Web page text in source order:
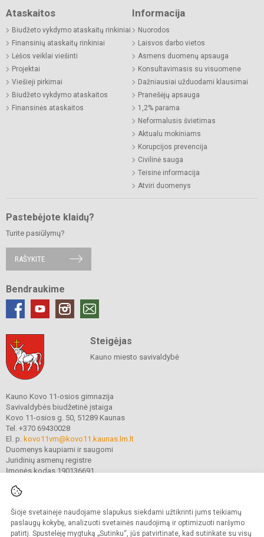
Šioje svetainėje naudojame slapukus siekdami užtikrinti jums teikiamų
paslaugų kokybę, analizuoti svetainės naudojimą ir optimizuoti naršymo
patirtį. Spustelėję mygtuką „Sutinku“, jūs patvirtinate, kad sutinkate su visų
Ataskaitos
Biudžeto vykdymo ataskaitų rinkiniai
Finansinių ataskaitų rinkiniai
Lėšos veiklai viešinti
Projektai
Viešieji pirkimai
Biudžeto vykdymo ataskaitos
Finansinės ataskaitos
Informacija
Nuorodos
Laisvos darbo vietos
Asmens duomenų apsauga
Konsultavimasis su visuomene
Dažniausiai užduodami klausimai
Pranešėjų apsauga
1,2% parama
Neformalusis švietimas
Aktualu mokiniams
Korupcijos prevencija
Civilinė sauga
Teisinė informacija
Atviri duomenys
Pastebėjote klaidų?
Turite pasiūlymų?
RAŠYKITE
Bendraukime
Steigėjas
Kauno miesto savivaldybė
Kauno Kovo 11-osios gimnazija
Savivaldybės biudžetinė įstaiga
Kovo 11-osios g. 50, 51289 Kaunas
Tel. +370 69430028
El. p. kovo11vm@kovo11.kaunas.lm.lt
Duomenys kaupiami ir saugomi
Juridinių asmenų registre
Įmonės kodas 190136691
© 2021. Kauno Kovo 11-osios gimnazija. Visos teisės saugomos.
Kopijuoti turinį be raštiško gimnazijos sutikimo griežtai draudžiama.